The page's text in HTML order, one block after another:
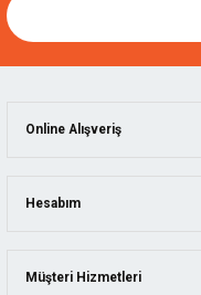
Online Alışveriş
Hesabım
Müşteri Hizmetleri